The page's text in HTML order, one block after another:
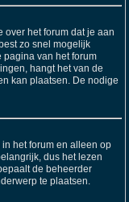
over het forum dat je aan
zo snel mogelijk
pagina van het forum
hangt het van de
kan plaatsen. De nodige
het forum en alleen op
dus het lezen
de beheerder
te plaatsen.